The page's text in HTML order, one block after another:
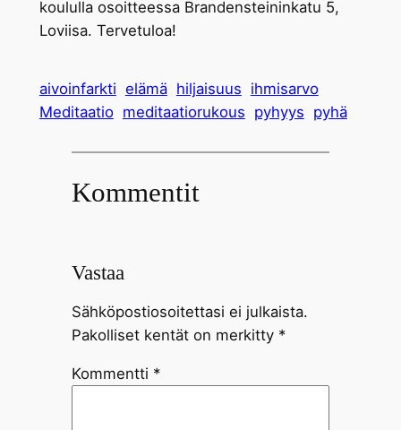
koululla osoitteessa Brandensteininkatu 5,
Loviisa. Tervetuloa!
aivoinfarkti elämä hiljaisuus ihmisarvo
Meditaatio meditaatiorukous pyhyys pyhä
Kommentit
Vastaa
Sähköpostiosoitettasi ei julkaista.
Pakolliset kentät on merkitty *
Kommentti *